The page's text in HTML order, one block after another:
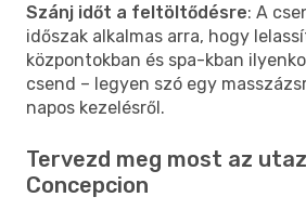
Szánj időt a feltöltődésre: A
időszak alkalmas arra, hogy
központokban és spa-kban
csend – legyen szó egy
napos kezelésről.
Tervezd meg most az
Concepcion